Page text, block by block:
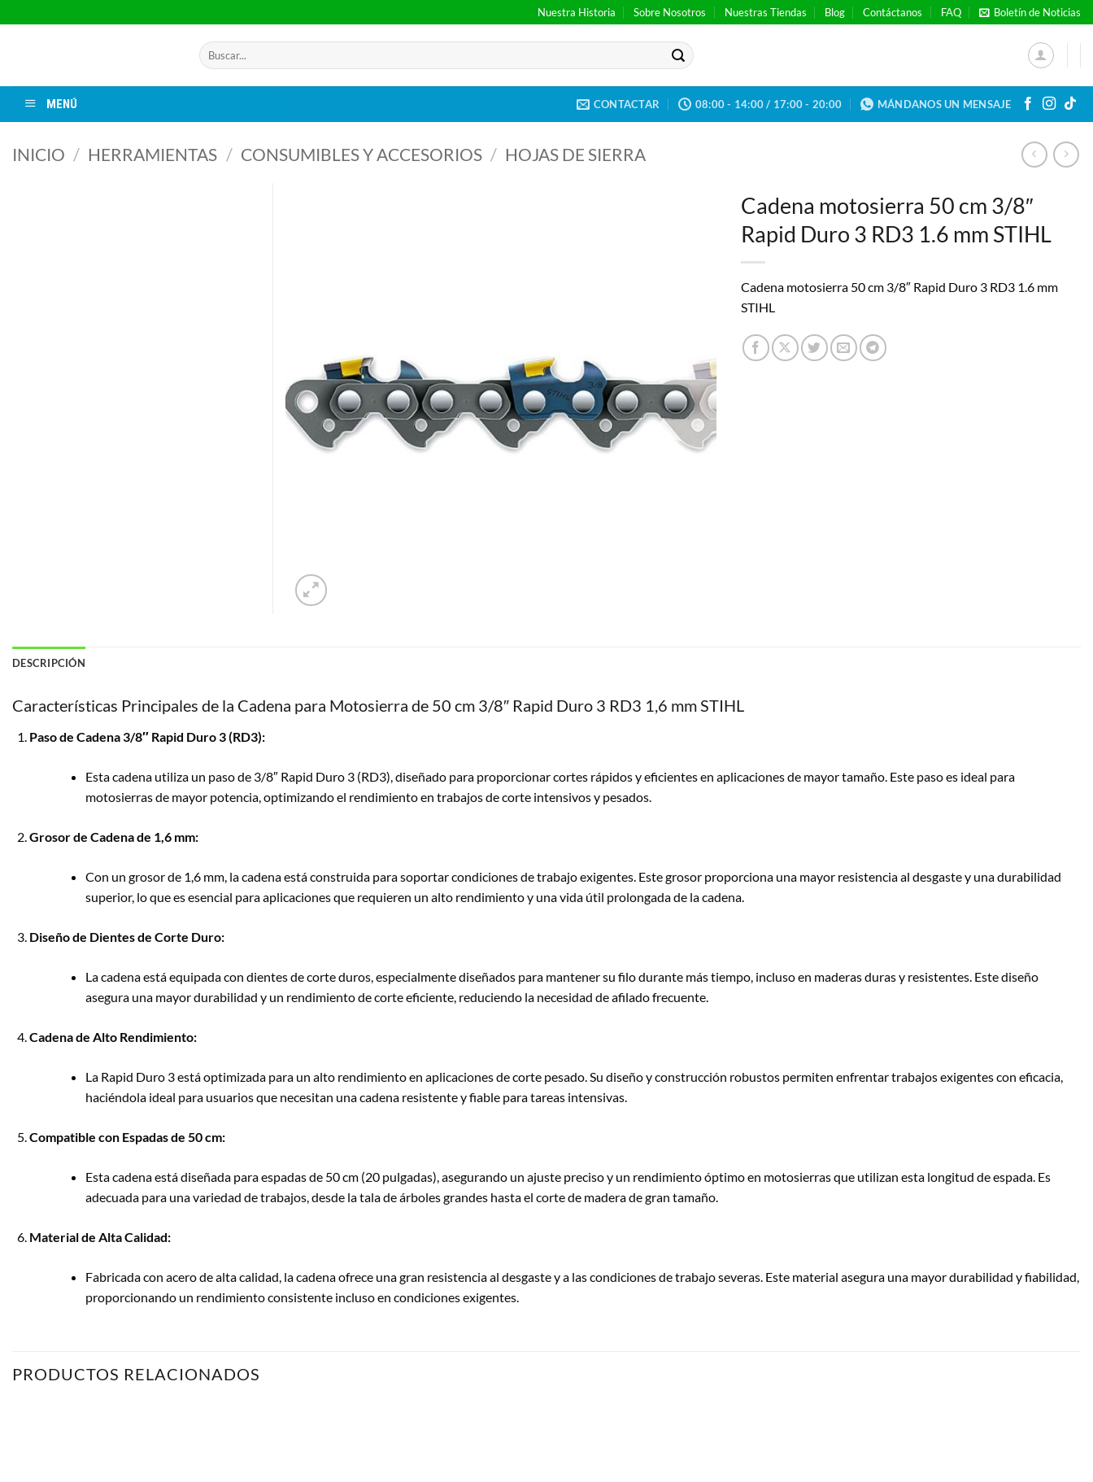
al
Nuestra Historia Sobre Nosotros Nuestras Tiendas Blog Contáctanos FAQ Boletín de Noticias
Buscar
por:
MENÚ CONTACTAR 08:00 - 14:00 / 17:00 - 20:00 MÁNDANOS UN MENSAJE
INICIO / HERRAMIENTAS / CONSUMIBLES Y ACCESORIOS / HOJAS DE SIERRA
Cadena motosierra 50 cm 3/8″
Rapid Duro 3 RD3 1.6 mm STIHL
Cadena motosierra 50 cm 3/8″ Rapid Duro 3 RD3 1.6 mm
STIHL
DESCRIPCIÓN
Características Principales de la Cadena para Motosierra de 50 cm 3/8″ Rapid Duro 3 RD3 1,6 mm STIHL
Paso de Cadena 3/8″ Rapid Duro 3 (RD3):
Esta cadena utiliza un paso de 3/8″ Rapid Duro 3 (RD3), diseñado para proporcionar cortes rápidos y eficientes en aplicaciones de mayor tamaño. Este paso es ideal para
motosierras de mayor potencia, optimizando el rendimiento en trabajos de corte intensivos y pesados.
Grosor de Cadena de 1,6 mm:
Con un grosor de 1,6 mm, la cadena está construida para soportar condiciones de trabajo exigentes. Este grosor proporciona una mayor resistencia al desgaste y una durabilidad
superior, lo que es esencial para aplicaciones que requieren un alto rendimiento y una vida útil prolongada de la cadena.
Diseño de Dientes de Corte Duro:
La cadena está equipada con dientes de corte duros, especialmente diseñados para mantener su filo durante más tiempo, incluso en maderas duras y resistentes. Este diseño
asegura una mayor durabilidad y un rendimiento de corte eficiente, reduciendo la necesidad de afilado frecuente.
Cadena de Alto Rendimiento:
La Rapid Duro 3 está optimizada para un alto rendimiento en aplicaciones de corte pesado. Su diseño y construcción robustos permiten enfrentar trabajos exigentes con eficacia,
haciéndola ideal para usuarios que necesitan una cadena resistente y fiable para tareas intensivas.
Compatible con Espadas de 50 cm:
Esta cadena está diseñada para espadas de 50 cm (20 pulgadas), asegurando un ajuste preciso y un rendimiento óptimo en motosierras que utilizan esta longitud de espada. Es
adecuada para una variedad de trabajos, desde la tala de árboles grandes hasta el corte de madera de gran tamaño.
Material de Alta Calidad:
Fabricada con acero de alta calidad, la cadena ofrece una gran resistencia al desgaste y a las condiciones de trabajo severas. Este material asegura una mayor durabilidad y fiabilidad,
proporcionando un rendimiento consistente incluso en condiciones exigentes.
PRODUCTOS RELACIONADOS